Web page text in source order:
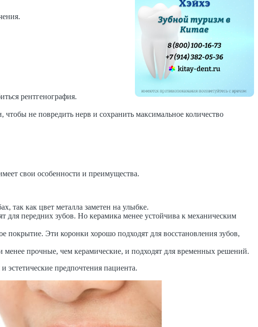
рентгенография.
чтобы не повредить нерв и сохранить максимальное количество
свои особенности и преимущества.
так как цвет металла заметен на улыбке.
для передних зубов. Но керамика менее устойчива к механическим
Эти коронки хорошо подходят для восстановления зубов,
прочные, чем керамические, и подходят для временных решений.
эстетические предпочтения пациента.